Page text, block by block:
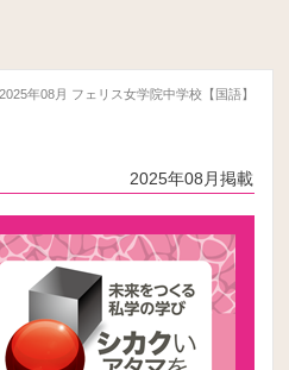
2025年08月 フェリス女学院中学校【国語】
2025年08月掲載